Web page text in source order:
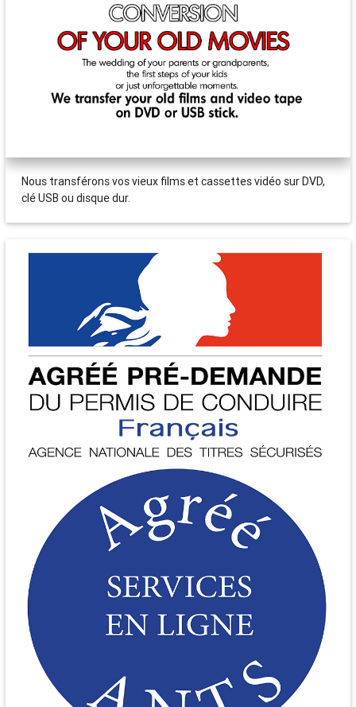
Nous transférons vos vieux films et cassettes vidéo sur DVD,
clé USB ou disque dur.